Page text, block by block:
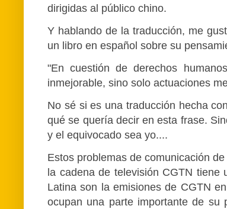
dirigidas al público chino.
Y hablando de la traducción, me
un libro en español sobre su
"En cuestión de derechos
inmejorable, sino solo actuaciones
No sé si es una traducción hecha
qué se quería decir en esta frase.
y el equivocado sea yo....
Estos problemas de comunicación
la cadena de televisión CGTN
Latina son la emisiones de CGTN
ocupan una parte importante de su